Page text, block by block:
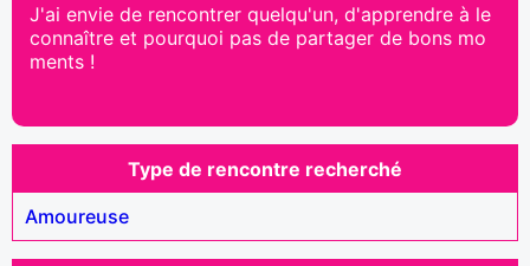
J'ai envie de rencontrer quelqu'un, d'apprendre à le
connaître et pourquoi pas de partager de bons mo
ments !
Type de rencontre recherché
Amoureuse